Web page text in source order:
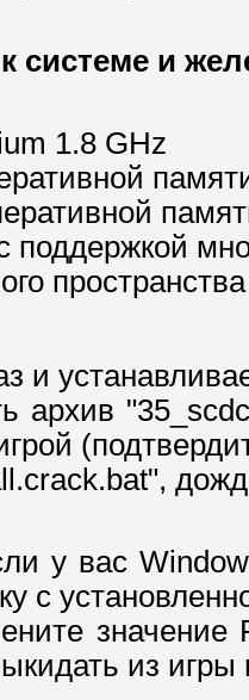
системе и
1.8 GHz
поддержкой
и
архив
у вас
с
из